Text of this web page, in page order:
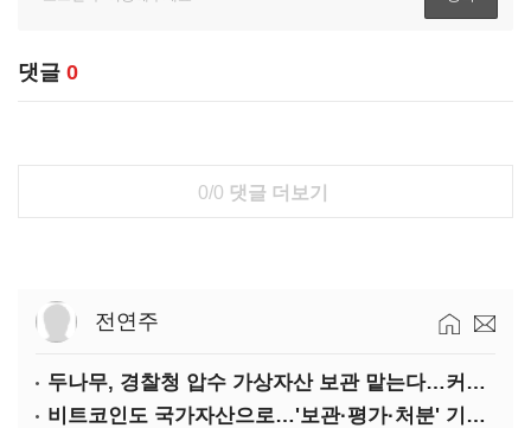
댓글 0
0/0 댓글 더보기
전연주
두나무, 경찰청 압수 가상자산 보관 맡는다…커스터디 사업 최종 낙찰
비트코인도 국가자산으로…'보관·평가·처분' 기준은 숙제